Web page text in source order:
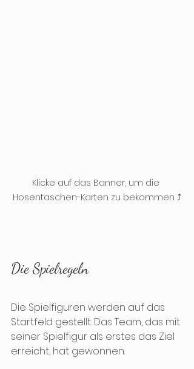
Klicke auf das Banner, um die
Hosentaschen-Karten zu bekommen ⤴️
Die Spielregeln
Die Spielfiguren werden auf das
Startfeld gestellt. Das Team, das mit
seiner Spielfigur als erstes das Ziel
erreicht, hat gewonnen.